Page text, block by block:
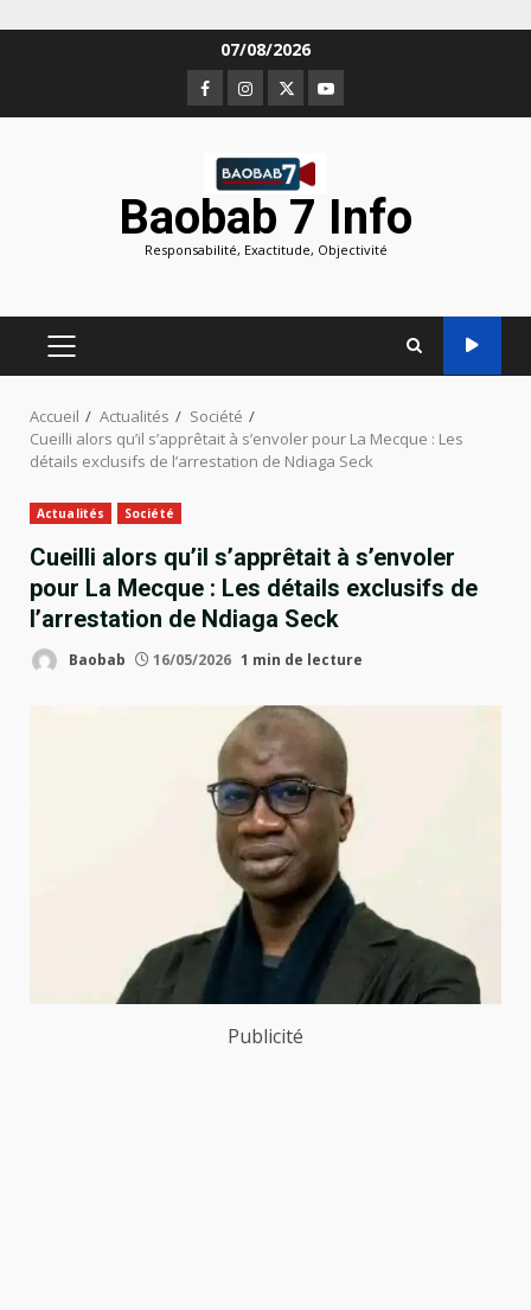
07/08/2026
Facebook
Instagram
TwitterYoutube
Baobab 7 Info
Responsabilité, Exactitude, Objectivité
MENU
PRINCIPAL
Accueil Actualités
Société
Cueilli alors qu’il s’apprêtait à s’envoler pour La Mecque : Les
détails exclusifs de l’arrestation de Ndiaga Seck
Actualités Société
Cueilli alors qu’il s’apprêtait à s’envoler
pour La Mecque : Les détails exclusifs de
l’arrestation de Ndiaga Seck
Baobab 16/05/2026 1 min de lecture
Publicité